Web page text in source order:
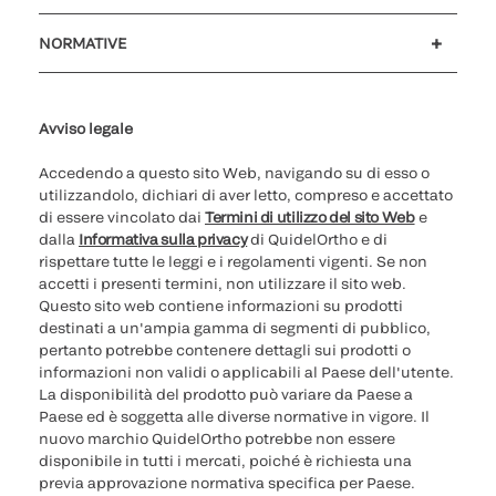
NORMATIVE
Avviso legale
Accedendo a questo sito Web, navigando su di esso o
utilizzandolo, dichiari di aver letto, compreso e accettato
di essere vincolato dai Termini di utilizzo del sito Webe
dalla Informativa sulla privacydi QuidelOrtho e di
rispettare tutte le leggi e i regolamenti vigenti. Se non
accetti i presenti termini, non utilizzare il sito web.
Questo sito web contiene informazioni su prodotti
destinati a un'ampia gamma di segmenti di pubblico,
pertanto potrebbe contenere dettagli sui prodotti o
informazioni non validi o applicabili al Paese dell'utente.
La disponibilità del prodotto può variare da Paese a
Paese ed è soggetta alle diverse normative in vigore. Il
nuovo marchio QuidelOrtho potrebbe non essere
disponibile in tutti i mercati, poiché è richiesta una
previa approvazione normativa specifica per Paese.